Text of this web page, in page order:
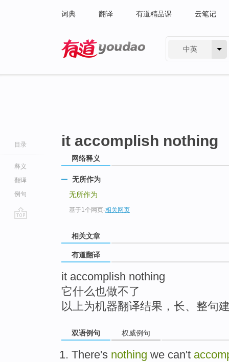
词典 翻译 有道精品课 云笔记
中英
目录
释义
翻译
例句
it accomplish nothing
网络释义
无所作为
无所作为
基于1个网页-相关网页
相关文章
有道翻译
it accomplish nothing
它什么也做不了
以上为机器翻译结果，长、整句
双语例句 权威例句
There's nothing we can't